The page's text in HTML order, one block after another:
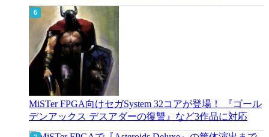
MiSTer FPGA向けセガSystem 32コアが登場！ 『ゴール
デンアックス デスアダーの復讐』など3作品に対応